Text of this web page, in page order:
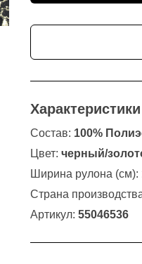
Характеристики
Состав: 100%
Цвет: черный/
Ширина рулона (см):
Страна
Артикул: 55046536